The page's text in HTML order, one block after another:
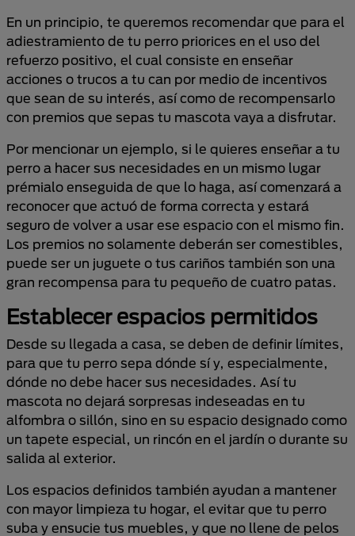
En un principio, te queremos recomendar que para el
adiestramiento de tu perro priorices en el uso del
refuerzo positivo, el cual consiste en enseñar
acciones o trucos a tu can por medio de incentivos
que sean de su interés, así como de recompensarlo
con premios que sepas tu mascota vaya a disfrutar.
Por mencionar un ejemplo, si le quieres enseñar a tu
perro a hacer sus necesidades en un mismo lugar
prémialo enseguida de que lo haga, así comenzará a
reconocer que actuó de forma correcta y estará
seguro de volver a usar ese espacio con el mismo fin.
Los premios no solamente deberán ser comestibles,
puede ser un juguete o tus cariños también son una
gran recompensa para tu pequeño de cuatro patas.
Establecer espacios permitidos
Desde su llegada a casa, se deben de definir límites,
para que tu perro sepa dónde sí y, especialmente,
dónde no debe hacer sus necesidades. Así tu
mascota no dejará sorpresas indeseadas en tu
alfombra o sillón, sino en su espacio designado como
un tapete especial, un rincón en el jardín o durante su
salida al exterior.
Los espacios definidos también ayudan a mantener
con mayor limpieza tu hogar, el evitar que tu perro
suba y ensucie tus muebles, y que no llene de pelos